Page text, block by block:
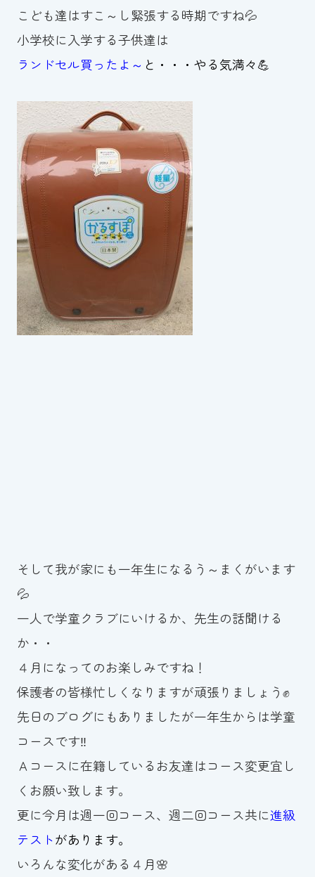
こども達はすこ～し緊張する時期ですね💦
小学校に入学する子供達は
ランドセル買ったよ～ と・・・やる気満々💪
そして我が家にも一年生になるう～まくがいます
💦
一人で学童クラブにいけるか、先生の話聞ける
か・・
４月になってのお楽しみですね！
保護者の皆様忙しくなりますが頑張りましょう✊
先日のブログにもありましたが一年生からは学童
コースです‼
Ａコースに在籍しているお友達はコース変更宜し
くお願い致します。
更に今月は週一回コース、週二回コース共に進級
テストがあります。
いろんな変化がある４月🌸